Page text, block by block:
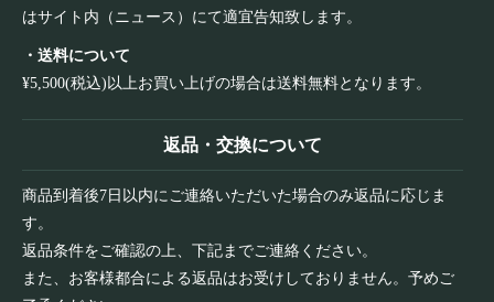
はサイト内（ニュース）にて適宜告知致します。
・送料について
¥5,500(税込)以上お買い上げの場合は送料無料となります。
返品・交換について
商品到着後7日以内にご連絡いただいた場合のみ返品に応じま
す。
返品条件をご確認の上、下記までご連絡ください。
また、お客様都合による返品はお受けしておりません。予めご